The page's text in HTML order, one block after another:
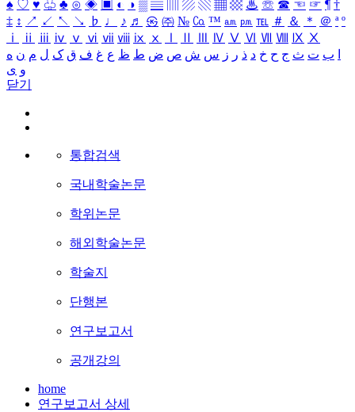
♠ ♡ ♥ ♧ ♣ ⊙ ◈ ▣ ◐ ◑ ▒ ▤ ▨ ▧ ▦ ▩ ♨ ☏ ☎ ☜ ☞ ¶ †
‡ ↕ ↗ ↙ ↖ ↘ ♭ ♩ ♪ ♬ ㉿ ㈜ № ㏇ ™ ㏂ ㏘ ℡ ＃ ＆ ＊ ＠ ª º
ⅰ
ⅱ ⅲ ⅳ ⅴ ⅵ ⅶ ⅷ ⅸ ⅹ Ⅳ Ⅴ Ⅵ Ⅶ Ⅷ Ⅸ Ⅹ
ب ت ث ج ح خ د ذ ر ز س ش ص ض ط ظ ع غ ف ق ک ل م ن ه
و ی
닫기
통합검색
국내학술논문
학위논문
해외학술논문
학술지
단행본
연구보고서
공개강의
home
연구보고서 상세